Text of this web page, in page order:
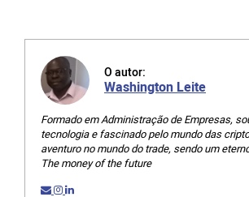
O autor:
Washington Leite
Formado em Administração de Empresas,
tecnologia e fascinado pelo mundo das
aventuro no mundo do trade, sendo um
The money of the future